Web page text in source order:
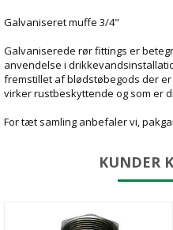
Galvaniseret muffe 3/4"
Galvaniserede rør fittings er
anvendelse i
fremstillet af blødstøbegods der
virker rustbeskyttende og som er
For tæt samling anbefaler vi,
KUNDER